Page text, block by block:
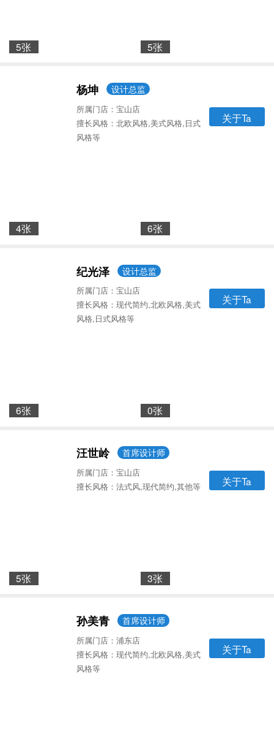
5张 5张
杨坤 设计总监
所属门店：宝山店
擅长风格：北欧风格,美式风格,日式
风格等
关于Ta
4张 6张
纪光泽 设计总监
所属门店：宝山店
擅长风格：现代简约,北欧风格,美式
风格,日式风格等
关于Ta
6张 0张
汪世岭 首席设计师
所属门店：宝山店
擅长风格：法式风,现代简约,其他等
关于Ta
5张 3张
孙美青 首席设计师
所属门店：浦东店
擅长风格：现代简约,北欧风格,美式
风格等
关于Ta